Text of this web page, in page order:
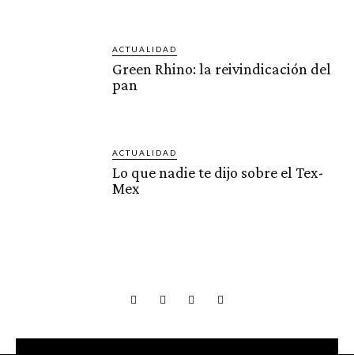
ACTUALIDAD
Green Rhino: la reivindicación del
pan
ACTUALIDAD
Lo que nadie te dijo sobre el Tex-
Mex